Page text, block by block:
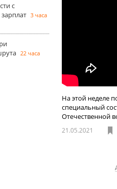
с
3 часа
22 часа
На этой неделе
специальный
Отечественной
21.05.2021